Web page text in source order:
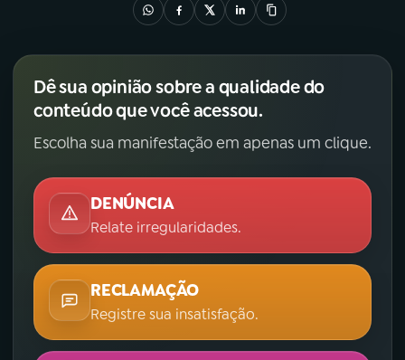
Dê sua opinião sobre a qualidade do
conteúdo que você acessou.
Escolha sua manifestação em apenas um clique.
DENÚNCIA
Relate irregularidades.
RECLAMAÇÃO
Registre sua insatisfação.